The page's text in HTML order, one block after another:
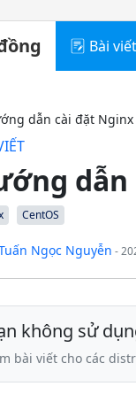
Bài
dẫn
CentOS
Ngọc Nguyễn -
không sử
bài viết cho các